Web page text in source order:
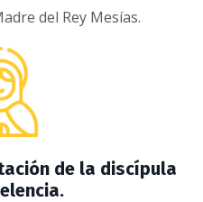
del Rey Mesías.
de la discípula